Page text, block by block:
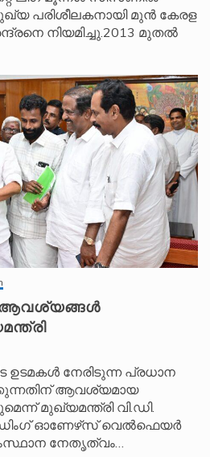
മുഖ്യ പരിശീലകനായി മുൻ കേരള
നിയമിച്ചു.2013 മുതൽ
ആവശ്യങ്ങൾ
ഉടമകൾ നേരിടുന്ന പ്രധാന
ആവശ്യമായ
മുഖ്യമന്ത്രി വി.ഡി.
ഓണേഴ്‌സ് വെൽഫെയർ
നേതൃത്വം…